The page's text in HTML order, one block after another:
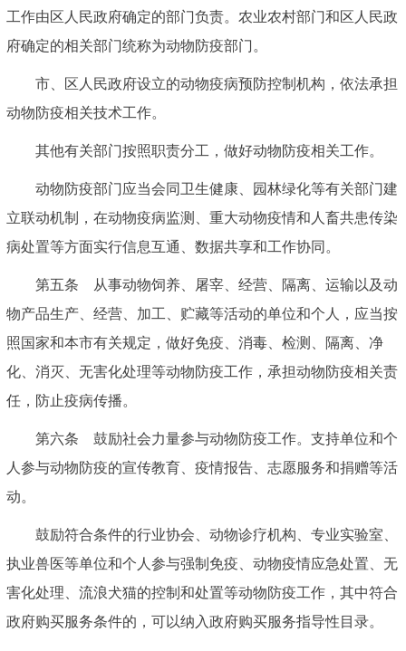
工作由区人民政府确定的部门负责。农业农村部门和区人民政
府确定的相关部门统称为动物防疫部门。
市、区人民政府设立的动物疫病预防控制机构，依法承担
动物防疫相关技术工作。
其他有关部门按照职责分工，做好动物防疫相关工作。
动物防疫部门应当会同卫生健康、园林绿化等有关部门建
立联动机制，在动物疫病监测、重大动物疫情和人畜共患传染
病处置等方面实行信息互通、数据共享和工作协同。
第五条 从事动物饲养、屠宰、经营、隔离、运输以及动
物产品生产、经营、加工、贮藏等活动的单位和个人，应当按
照国家和本市有关规定，做好免疫、消毒、检测、隔离、净
化、消灭、无害化处理等动物防疫工作，承担动物防疫相关责
任，防止疫病传播。
第六条 鼓励社会力量参与动物防疫工作。支持单位和个
人参与动物防疫的宣传教育、疫情报告、志愿服务和捐赠等活
动。
鼓励符合条件的行业协会、动物诊疗机构、专业实验室、
执业兽医等单位和个人参与强制免疫、动物疫情应急处置、无
害化处理、流浪犬猫的控制和处置等动物防疫工作，其中符合
政府购买服务条件的，可以纳入政府购买服务指导性目录。